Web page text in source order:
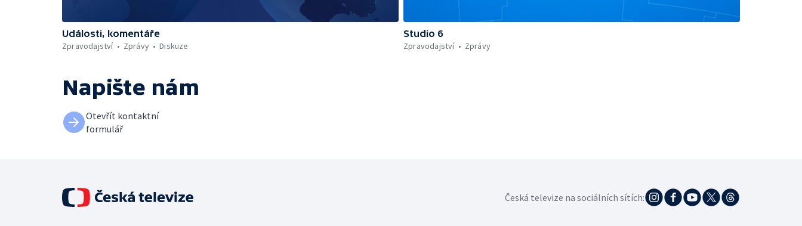
Události, komentáře
Zpravodajství
Zprávy Diskuze
Studio 6
Zpravodajství
Zprávy
Napište nám
Otevřít kontaktní
formulář
Česká televize na sociálních sítích: